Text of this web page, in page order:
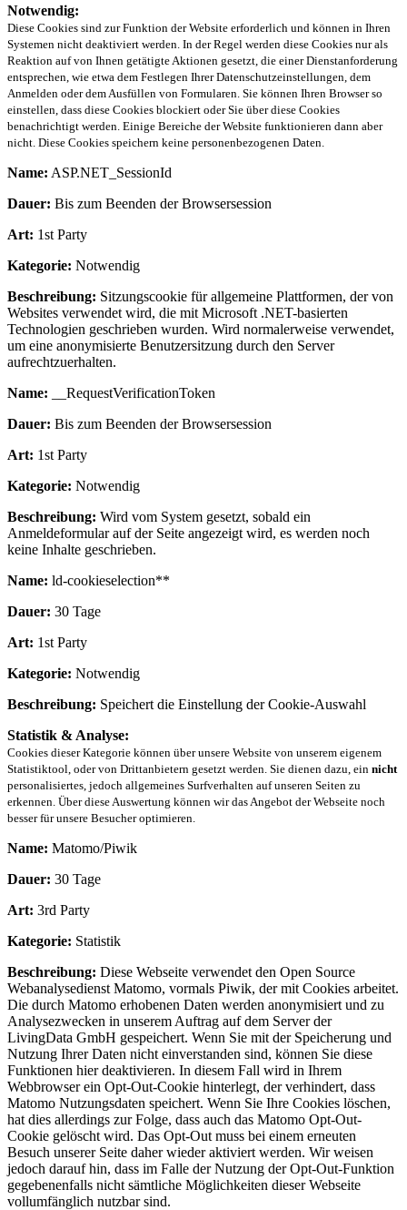
Notwendig:
Diese Cookies sind zur Funktion der Website erforderlich und können in Ihren
Systemen nicht deaktiviert werden. In der Regel werden diese Cookies nur als
Reaktion auf von Ihnen getätigte Aktionen gesetzt, die einer Dienstanforderung
entsprechen, wie etwa dem Festlegen Ihrer Datenschutzeinstellungen, dem
Anmelden oder dem Ausfüllen von Formularen. Sie können Ihren Browser so
einstellen, dass diese Cookies blockiert oder Sie über diese Cookies
benachrichtigt werden. Einige Bereiche der Website funktionieren dann aber
nicht. Diese Cookies speichern keine personenbezogenen Daten.
Name: ASP.NET_SessionId
Dauer: Bis zum Beenden der Browsersession
Art: 1st Party
Kategorie: Notwendig
Beschreibung: Sitzungscookie für allgemeine Plattformen, der von
Websites verwendet wird, die mit Microsoft .NET-basierten
Technologien geschrieben wurden. Wird normalerweise verwendet,
um eine anonymisierte Benutzersitzung durch den Server
aufrechtzuerhalten.
Name: __RequestVerificationToken
Dauer: Bis zum Beenden der Browsersession
Art: 1st Party
Kategorie: Notwendig
Beschreibung: Wird vom System gesetzt, sobald ein
Anmeldeformular auf der Seite angezeigt wird, es werden noch
keine Inhalte geschrieben.
Name: ld-cookieselection**
Dauer: 30 Tage
Art: 1st Party
Kategorie: Notwendig
Beschreibung: Speichert die Einstellung der Cookie-Auswahl
Statistik & Analyse:
Cookies dieser Kategorie können über unsere Website von unserem eigenem
Statistiktool, oder von Drittanbietern gesetzt werden. Sie dienen dazu, ein nicht
personalisiertes, jedoch allgemeines Surfverhalten auf unseren Seiten zu
erkennen. Über diese Auswertung können wir das Angebot der Webseite noch
besser für unsere Besucher optimieren.
Name: Matomo/Piwik
Dauer: 30 Tage
Art: 3rd Party
Kategorie: Statistik
Beschreibung: Diese Webseite verwendet den Open Source
Webanalysedienst Matomo, vormals Piwik, der mit Cookies arbeitet.
Die durch Matomo erhobenen Daten werden anonymisiert und zu
Analysezwecken in unserem Auftrag auf dem Server der
LivingData GmbH gespeichert. Wenn Sie mit der Speicherung und
Nutzung Ihrer Daten nicht einverstanden sind, können Sie diese
Funktionen hier deaktivieren. In diesem Fall wird in Ihrem
Webbrowser ein Opt-Out-Cookie hinterlegt, der verhindert, dass
Matomo Nutzungsdaten speichert. Wenn Sie Ihre Cookies löschen,
hat dies allerdings zur Folge, dass auch das Matomo Opt-Out-
Cookie gelöscht wird. Das Opt-Out muss bei einem erneuten
Besuch unserer Seite daher wieder aktiviert werden. Wir weisen
jedoch darauf hin, dass im Falle der Nutzung der Opt-Out-Funktion
gegebenenfalls nicht sämtliche Möglichkeiten dieser Webseite
vollumfänglich nutzbar sind.